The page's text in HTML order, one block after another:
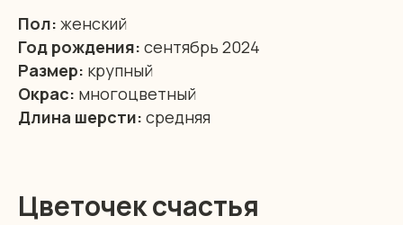
Пол: женский
Год рождения: сентябрь 2024
Размер: крупный
Окрас: многоцветный
Длина шерсти: средняя
Цветочек счастья